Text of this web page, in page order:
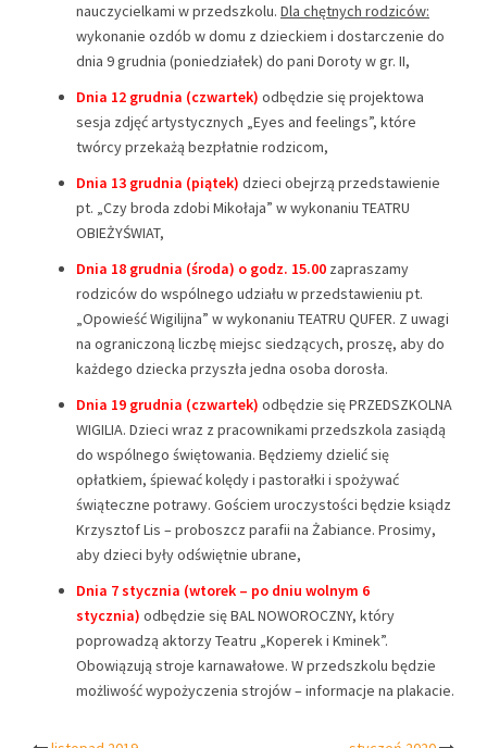
nauczycielkami w przedszkolu. Dla chętnych rodziców:
wykonanie ozdób w domu z dzieckiem i dostarczenie do
dnia 9 grudnia (poniedziałek) do pani Doroty w gr. II,
Dnia 12 grudnia (czwartek) odbędzie się projektowa
sesja zdjęć artystycznych „Eyes and feelings”, które
twórcy przekażą bezpłatnie rodzicom,
Dnia 13 grudnia (piątek) dzieci obejrzą przedstawienie
pt. „Czy broda zdobi Mikołaja” w wykonaniu TEATRU
OBIEŻYŚWIAT,
Dnia 18 grudnia (środa) o godz. 15.00 zapraszamy
rodziców do wspólnego udziału w przedstawieniu pt.
„Opowieść Wigilijna” w wykonaniu TEATRU QUFER. Z uwagi
na ograniczoną liczbę miejsc siedzących, proszę, aby do
każdego dziecka przyszła jedna osoba dorosła.
Dnia 19 grudnia (czwartek) odbędzie się PRZEDSZKOLNA
WIGILIA. Dzieci wraz z pracownikami przedszkola zasiądą
do wspólnego świętowania. Będziemy dzielić się
opłatkiem, śpiewać kolędy i pastorałki i spożywać
świąteczne potrawy. Gościem uroczystości będzie ksiądz
Krzysztof Lis – proboszcz parafii na Żabiance. Prosimy,
aby dzieci były odświętnie ubrane,
Dnia 7 stycznia (wtorek – po dniu wolnym 6
stycznia) odbędzie się BAL NOWOROCZNY, który
poprowadzą aktorzy Teatru „Koperek i Kminek”.
Obowiązują stroje karnawałowe. W przedszkolu będzie
możliwość wypożyczenia strojów – informacje na plakacie.